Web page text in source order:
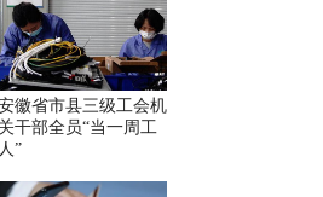
徽省市县三级工会机
关干部全员“当一周工
人”